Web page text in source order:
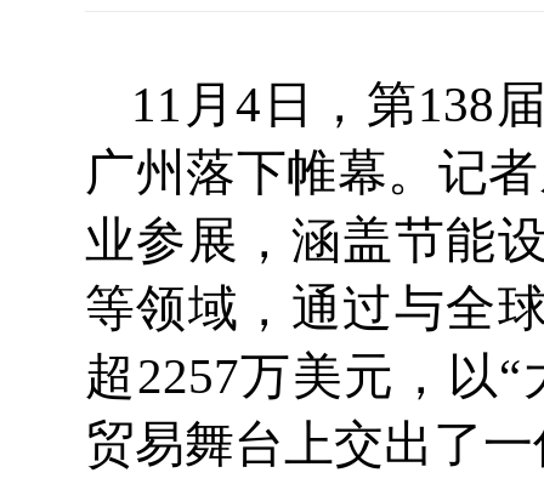
11月4日，第138
广州落下帷幕。记
业参展，涵盖节能
等领域，通过与全
超2257万美元，以
贸易舞台上交出了